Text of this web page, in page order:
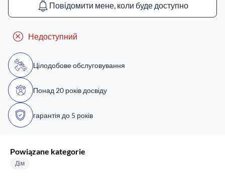
Повідомити мене, коли буде доступно
Недоступний
Цілодобове обслуговування
Понад 20 років досвіду
гарантія до 5 років
Powiązane kategorie
Дім